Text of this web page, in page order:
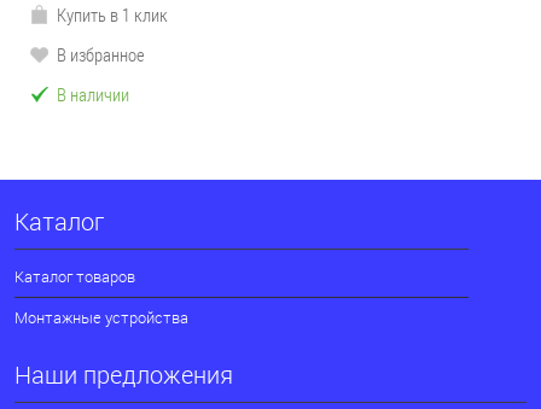
Купить в 1 клик
В избранное
В наличии
Каталог
Каталог товаров
Монтажные устройства
Наши предложения